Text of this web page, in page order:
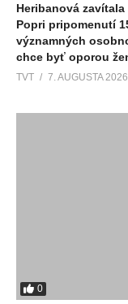
Heribanová
Popri pripomenutí
významných
chce byť oporou
TVT 7. AUGUSTA 2026
0